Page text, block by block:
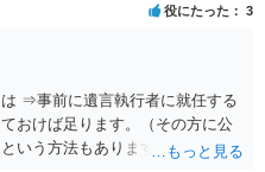
役にたった 3
⇒事前に遺言執行者に就任する
おけば足ります。（その方に公
いう方法もあります） 事前に了